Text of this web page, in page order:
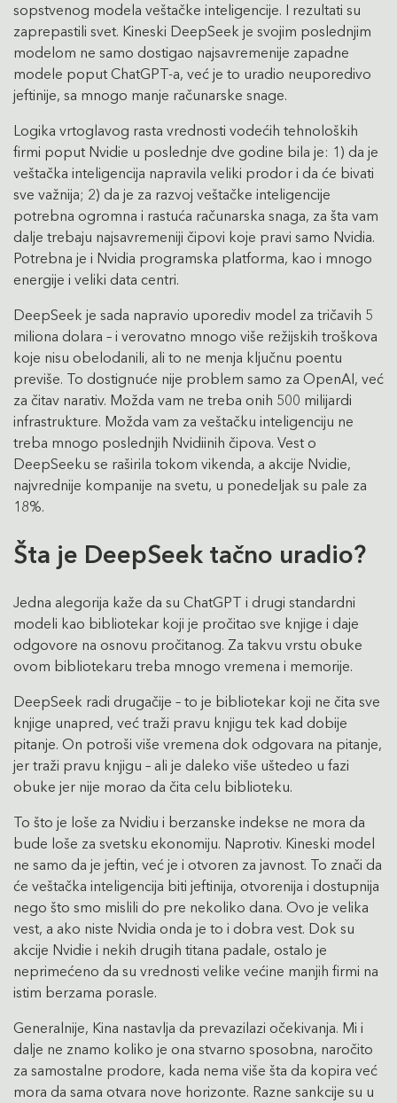
sopstvenog modela veštačke inteligencije. I rezultati su
zaprepastili svet. Kineski DeepSeek je svojim poslednjim
modelom ne samo dostigao najsavremenije zapadne
modele poput ChatGPT-a, već je to uradio neuporedivo
jeftinije, sa mnogo manje računarske snage.
Logika vrtoglavog rasta vrednosti vodećih tehnoloških
firmi poput Nvidie u poslednje dve godine bila je: 1) da je
veštačka inteligencija napravila veliki prodor i da će bivati
sve važnija; 2) da je za razvoj veštačke inteligencije
potrebna ogromna i rastuća računarska snaga, za šta vam
dalje trebaju najsavremeniji čipovi koje pravi samo Nvidia.
Potrebna je i Nvidia programska platforma, kao i mnogo
energije i veliki data centri.
DeepSeek je sada napravio uporediv model za tričavih 5
miliona dolara – i verovatno mnogo više režijskih troškova
koje nisu obelodanili, ali to ne menja ključnu poentu
previše. To dostignuće nije problem samo za OpenAI, već
za čitav narativ. Možda vam ne treba onih 500 milijardi
infrastrukture. Možda vam za veštačku inteligenciju ne
treba mnogo poslednjih Nvidiinih čipova. Vest o
DeepSeeku se raširila tokom vikenda, a akcije Nvidie,
najvrednije kompanije na svetu, u ponedeljak su pale za
18%.
Šta je DeepSeek tačno uradio?
Jedna alegorija kaže da su ChatGPT i drugi standardni
modeli kao bibliotekar koji je pročitao sve knjige i daje
odgovore na osnovu pročitanog. Za takvu vrstu obuke
ovom bibliotekaru treba mnogo vremena i memorije.
DeepSeek radi drugačije – to je bibliotekar koji ne čita sve
knjige unapred, već traži pravu knjigu tek kad dobije
pitanje. On potroši više vremena dok odgovara na pitanje,
jer traži pravu knjigu – ali je daleko više uštedeo u fazi
obuke jer nije morao da čita celu biblioteku.
To što je loše za Nvidiu i berzanske indekse ne mora da
bude loše za svetsku ekonomiju. Naprotiv. Kineski model
ne samo da je jeftin, već je i otvoren za javnost. To znači da
će veštačka inteligencija biti jeftinija, otvorenija i dostupnija
nego što smo mislili do pre nekoliko dana. Ovo je velika
vest, a ako niste Nvidia onda je to i dobra vest. Dok su
akcije Nvidie i nekih drugih titana padale, ostalo je
neprimećeno da su vrednosti velike većine manjih firmi na
istim berzama porasle.
Generalnije, Kina nastavlja da prevazilazi očekivanja. Mi i
dalje ne znamo koliko je ona stvarno sposobna, naročito
za samostalne prodore, kada nema više šta da kopira već
mora da sama otvara nove horizonte. Razne sankcije su u